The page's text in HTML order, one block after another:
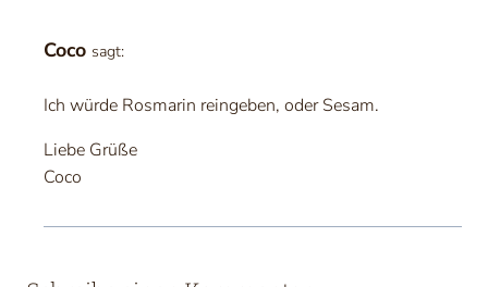
Coco sagt:
Ich würde Rosmarin reingeben, oder Sesam.
Liebe Grüße
Coco